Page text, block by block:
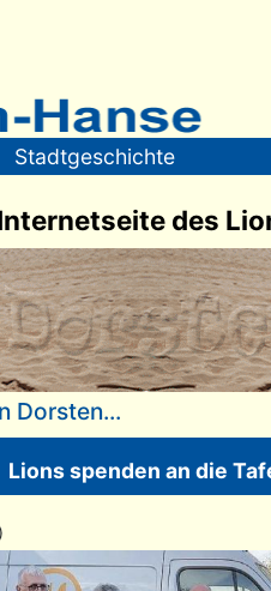
Stadtgeschichte
des
Dorsten...
Lions spenden an die